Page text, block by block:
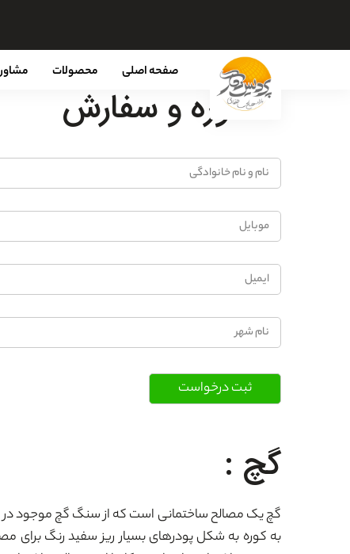
صفحه اصلی محصولات
مشاوره و سفارش
نام
نام
خانوادگی
موبایل
ایمیل
نام
شهر
گچ :
گچ یک مصالح ساختمانی است که از سنگ گچ موجود
به کوره به شکل پودرهای بسیار ریز سفید رنگ برای